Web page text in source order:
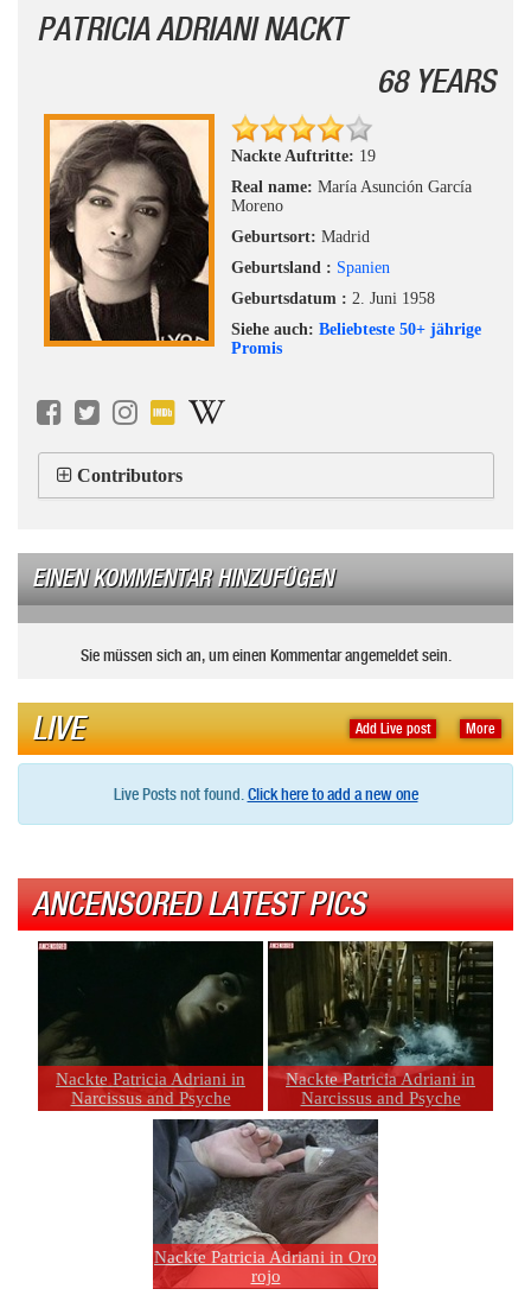
PATRICIA ADRIANI NACKT
68 YEARS
Nackte Auftritte: 19
Real name: María Asunción García
Moreno
Geburtsort: Madrid
Geburtsland : Spanien
Geburtsdatum : 2. Juni 1958
Siehe auch: Beliebteste 50+ jährige
Promis
Contributors
EINEN KOMMENTAR HINZUFÜGEN
Sie müssen sich an, um einen Kommentar angemeldet sein.
More
Add Live post
LIVE
Live Posts not found. Click here to add a new one
ANCENSORED LATEST PICS
Nackte Patricia Adriani in
Narcissus and Psyche
Nackte Patricia Adriani in
Narcissus and Psyche
Nackte Patricia Adriani in Oro
rojo